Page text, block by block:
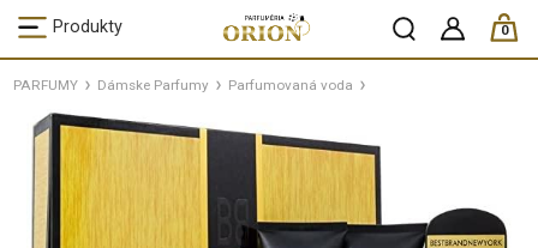
Produkty 0
ks /
PARFUMY Dámske Parfumy Parfumovaná voda